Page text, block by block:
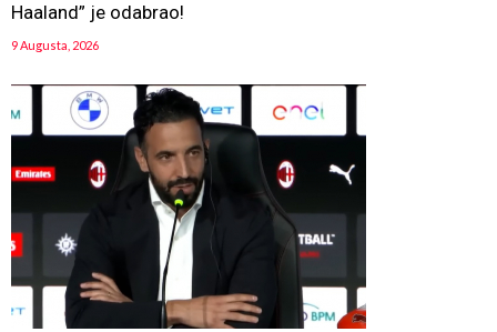
Haaland” je odabrao!
9 Augusta, 2026